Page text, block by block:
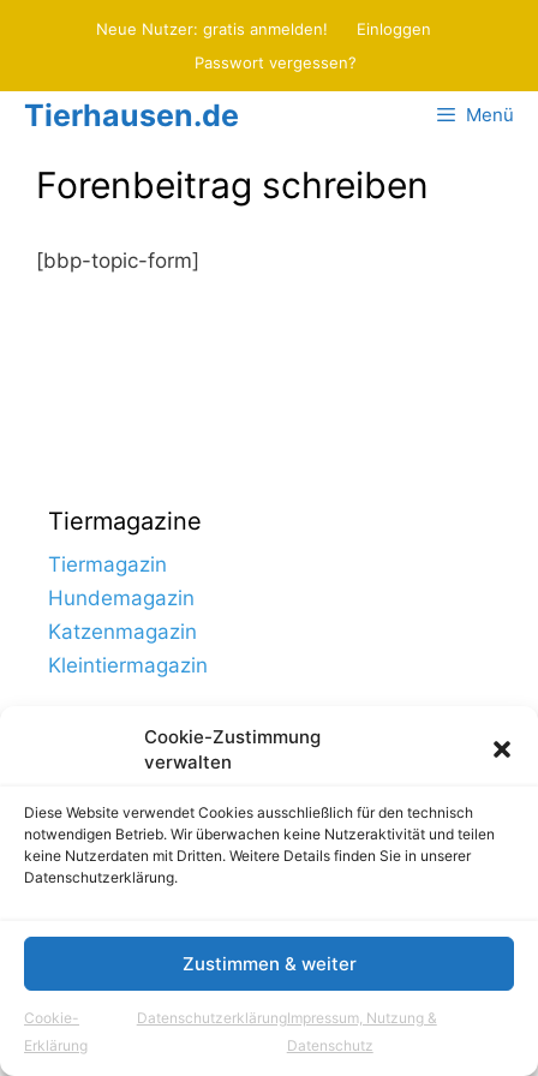
Cookie-Zustimmung
verwalten
Diese Website verwendet Cookies ausschließlich für den technisch
notwendigen Betrieb. Wir überwachen keine Nutzeraktivität und teilen
keine Nutzerdaten mit Dritten. Weitere Details finden Sie in unserer
Datenschutzerklärung.
Zustimmen & weiter
Cookie-
Erklärung
DatenschutzerklärungImpressum, Nutzung &
Datenschutz
Neue Nutzer: gratis anmelden!
Einloggen
Passwort vergessen?
Tierhausen.de Menü
Forenbeitrag schreiben
[bbp-topic-form]
Tiermagazine
Tiermagazin
Hundemagazin
Katzenmagazin
Kleintiermagazin
Impressum, Nutzung & Datenschutz
© Tierhausen.de // ein Projekt vonAloma.de